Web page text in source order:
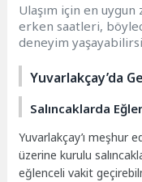
Ulaşım için en uygun
erken saatleri,
deneyim
Yuvarlakçay’da
Salıncaklarda
Yuvarlakçay’ı meşhur
üzerine kurulu
eğlenceli vakit